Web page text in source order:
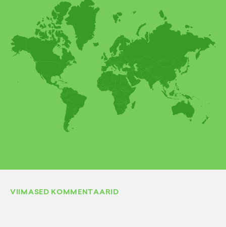
VIIMASED KOMMENTAARID